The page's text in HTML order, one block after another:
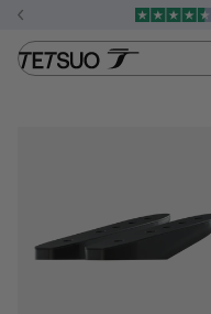
Passer
contenu